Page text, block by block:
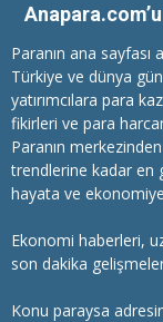
Paranın ana sayfası
Türkiye ve dünya
yatırımcılara para
fikirleri ve para
Paranın
trendlerine kadar en
hayata ve ekonomiye
Ekonomi haberleri,
son dakika
Konu paraysa